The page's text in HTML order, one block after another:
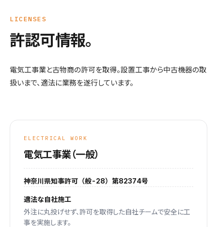
LICENSES
許認可情報。
電気工事業と古物商の許可を取得。設置工事から中古機器の取
扱いまで、適法に業務を遂行しています。
ELECTRICAL WORK
電気工事業（一般）
神奈川県知事許可（般-28）第82374号
適法な自社施工
外注に丸投げせず、許可を取得した自社チームで安全に工
事を実施します。